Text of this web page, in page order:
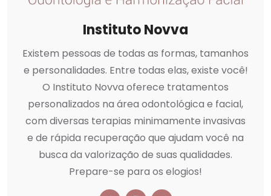
Instituto Novva
Existem pessoas de todas as formas, tamanhos
e personalidades. Entre todas elas, existe você!
O Instituto Novva oferece tratamentos
personalizados na área odontológica e facial,
com diversas terapias minimamente invasivas
e de rápida recuperação que ajudam você na
busca da valorização de suas qualidades.
Prepare-se para os elogios!